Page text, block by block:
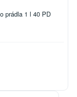
prádla 1 l 40 PD